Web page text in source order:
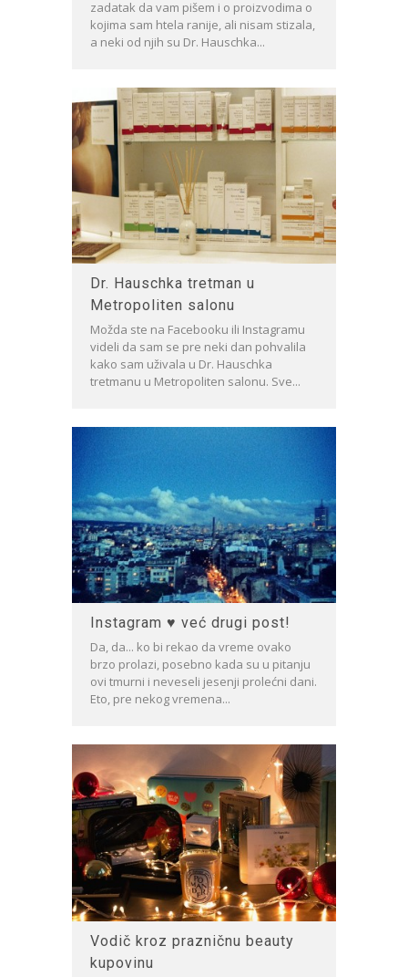
zadatak da vam pišem i o proizvodima o
kojima sam htela ranije, ali nisam stizala,
a neki od njih su Dr. Hauschka...
Dr. Hauschka tretman u
Metropoliten salonu
Možda ste na Facebooku ili Instagramu
videli da sam se pre neki dan pohvalila
kako sam uživala u Dr. Hauschka
tretmanu u Metropoliten salonu. Sve...
Instagram ♥ već drugi post!
Da, da... ko bi rekao da vreme ovako
brzo prolazi, posebno kada su u pitanju
ovi tmurni i neveseli jesenji prolećni dani.
Eto, pre nekog vremena...
Vodič kroz prazničnu beauty
kupovinu